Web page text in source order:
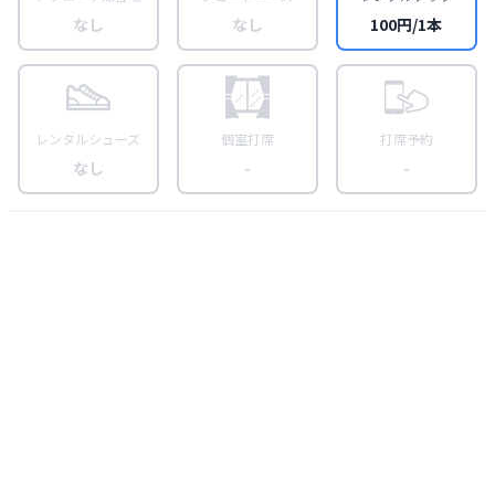
なし なし 100円/1本
レンタルシューズ
なし
個室打席
-
打席予約
-